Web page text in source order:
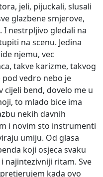
jeli, pijuckali, slusali
glazbene smjerove,
I nestrpljivo gledali na
na scenu. Jedina
njemu, vec
takve karizme, takvog
pod vedro nebo je
cijeli bend, dovelo me u
to mlado bice ima
nekih davnih
i novim sto instrumenti
umiju. Od glasa
koji osjeca svaku
najintezivniji ritam. Sve
kada ovo